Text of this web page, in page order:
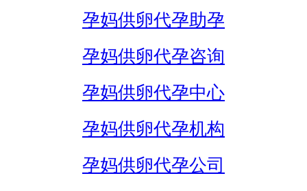
孕妈供卵代孕助孕
孕妈供卵代孕咨询
孕妈供卵代孕中心
孕妈供卵代孕机构
孕妈供卵代孕公司